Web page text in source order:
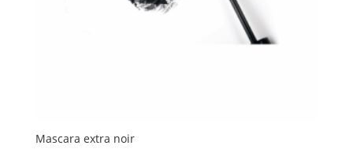
Mascara extra noir